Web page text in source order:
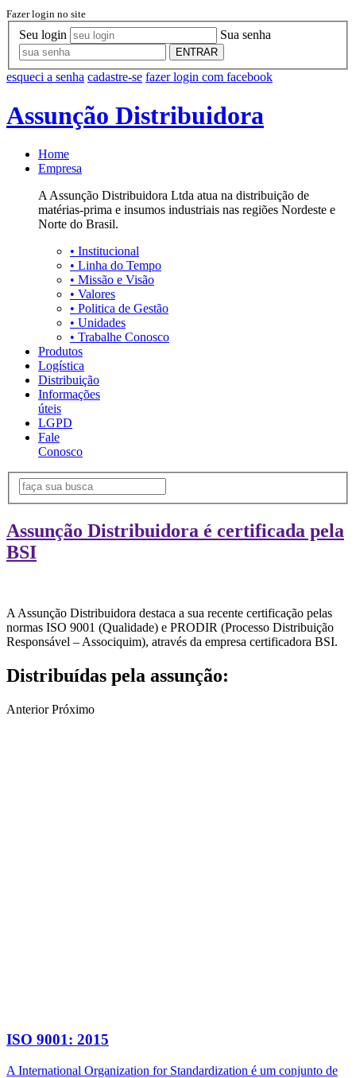
Fazer login no site
Seu login Sua senha
ENTRAR
esqueci a senha cadastre-se fazer login com facebook
Assunção Distribuidora
Home
Empresa
A Assunção Distribuidora Ltda atua na distribuição de
matérias-prima e insumos industriais nas regiões Nordeste e
Norte do Brasil.
• Institucional
• Linha do Tempo
• Missão e Visão
• Valores
• Politica de Gestão
• Unidades
• Trabalhe Conosco
Produtos
Logística
Distribuição
Informações
úteis
LGPD
Fale
Conosco
Assunção Distribuidora é certificada pela
BSI
A Assunção Distribuidora destaca a sua recente certificação pelas
normas ISO 9001 (Qualidade) e PRODIR (Processo Distribuição
Responsável – Associquim), através da empresa certificadora BSI.
Distribuídas pela assunção:
Anterior Próximo
ISO 9001: 2015
A International Organization for Standardization é um conjunto de